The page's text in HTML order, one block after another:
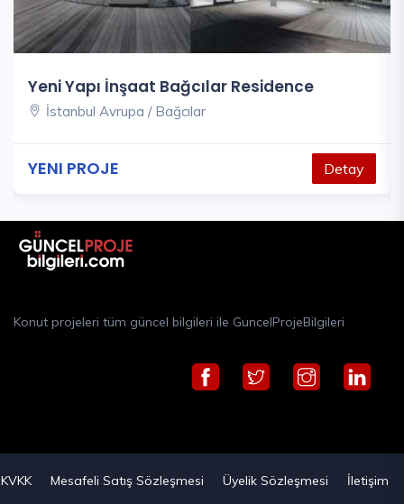
Yeni Yapı İnşaat Bağcılar Residence
İstanbul Avrupa / Bağcılar
YENI PROJE Detay
Konut projeleri tüm güncel bilgileri ile GuncelProjeBilgileri
KVKK Mesafeli Satış Sözleşmesi Üyelik Sözleşmesi İletişim